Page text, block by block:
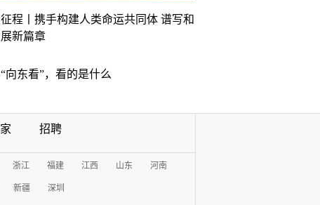
程丨携手构建人类命运共同体 谱写和
新篇章
向东看”，看的是什么
招聘
浙江 福建 江西 山东 河南
新疆 深圳